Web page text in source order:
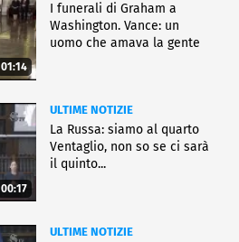
01:14
I funerali di Graham a
Washington. Vance: un
uomo che amava la gente
00:17
ULTIME NOTIZIE
La Russa: siamo al quarto
Ventaglio, non so se ci sarà
il quinto...
ULTIME NOTIZIE